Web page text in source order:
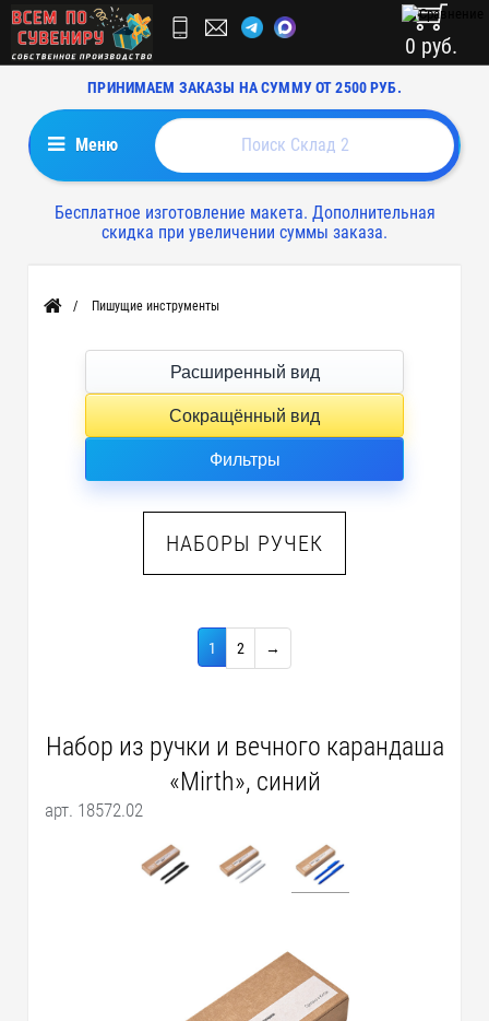
ПРИНИМАЕМ ЗАКАЗЫ НА СУММУ ОТ 2500 РУБ.
0 руб.
Меню
Бесплатное изготовление макета. Дополнительная
скидка при увеличении суммы заказа.
Главная Пишущие инструменты
Расширенный вид
Сокращённый вид
Фильтры
НАБОРЫ РУЧЕК
1 2 →
Набор из ручки и вечного карандаша
«Mirth», синий
арт. 18572.02